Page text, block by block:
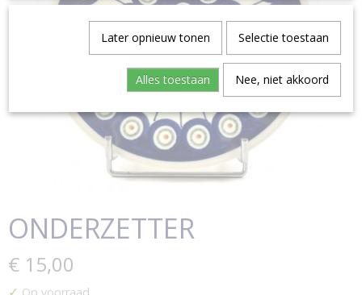
ONDERZETTER
€ 15,00
Later opnieuw tonen Selectie toestaan
Alles toestaan Nee, niet akkoord